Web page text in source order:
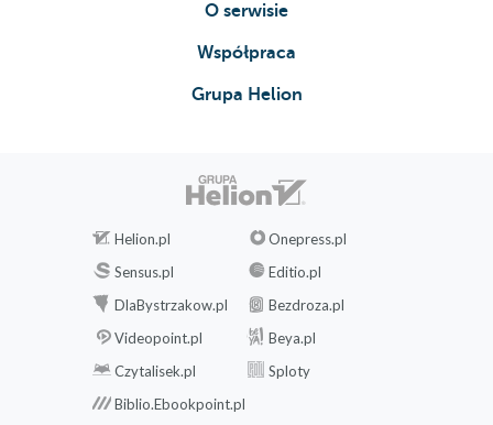
O serwisie
Współpraca
Grupa Helion
Helion.pl
Onepress.pl
Sensus.pl
Editio.pl
DlaBystrzakow.pl
Bezdroza.pl
Videopoint.pl
Beya.pl
Czytalisek.pl
Sploty
Biblio.Ebookpoint.pl